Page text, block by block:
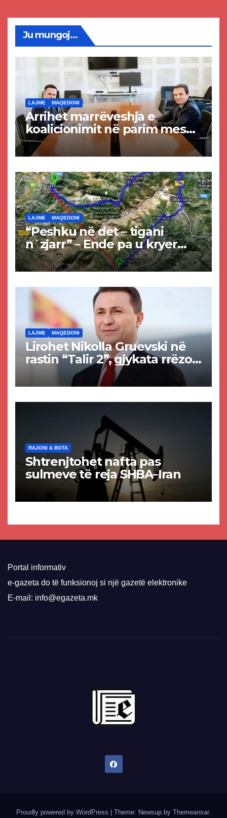
Ju mungoj...
LAJME MAQEDONI
Arrihet marrëveshja e
koalicionimit në parim mes
Kurtit dhe Abdixhikut
LAJME MAQEDONI
“Peshku në det – tigani
n`zjarr” – Ende pa u kryer
projekti i tunelit, komuna e
Tetovës nis punimet për
LAJME MAQEDONI
Lirohet Nikolla Gruevski në
rastin “Talir 2”, gjykata rrëzon
akuzat për ndërtimin e
paligjshëm të selisë së
RAJONI & BOTA
Shtrenjtohet nafta pas
sulmeve të reja SHBA–Iran
Portal informativ
e-gazeta do të funksionoj si një gazetë elektronike
E-mail: info@egazeta.mk
Proudly powered by WordPress Theme: Newsup by Themeansar.